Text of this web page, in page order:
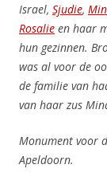
Israel, Sjudie,
Rosalie en haar
hun gezinnen.
was al voor de
de familie van
van haar zus
Monument voor
Apeldoorn.